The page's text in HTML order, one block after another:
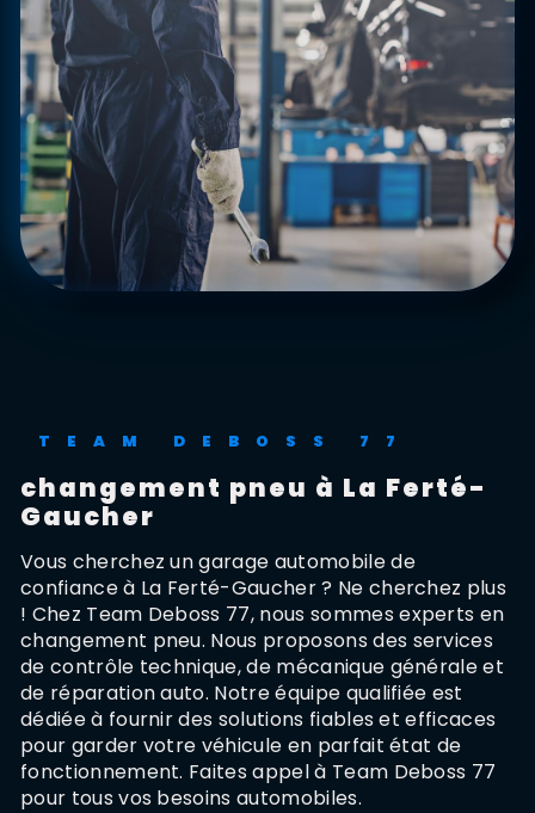
TEAM DEBOSS 77
changement pneu à La Ferté-
Gaucher
Vous cherchez un garage automobile de
confiance à La Ferté-Gaucher ? Ne cherchez plus
! Chez Team Deboss 77, nous sommes experts en
changement pneu. Nous proposons des services
de contrôle technique, de mécanique générale et
de réparation auto. Notre équipe qualifiée est
dédiée à fournir des solutions fiables et efficaces
pour garder votre véhicule en parfait état de
fonctionnement. Faites appel à Team Deboss 77
pour tous vos besoins automobiles.